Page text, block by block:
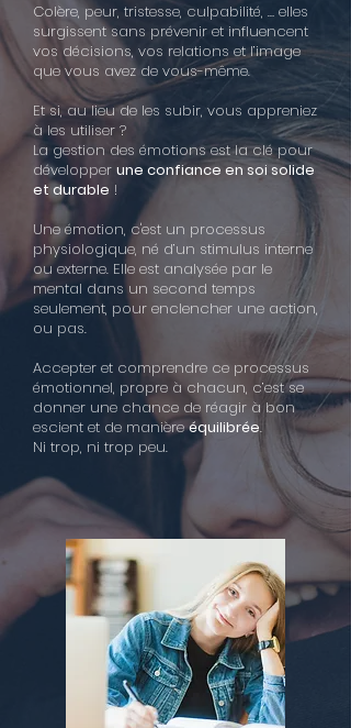
Colère, peur, tristesse, culpabilité, … elles
surgissent sans prévenir et influencent
vos décisions, vos relations et l’image
que vous avez de vous-même.
Et si, au lieu de les subir, vous appreniez
à les utiliser ?
La gestion des émotions est la clé pour
développer une confiance en soi solide
et durable !
Une émotion, c'est un processus
physiologique, né d’un stimulus interne
ou externe. Elle est analysée par le
mental dans un second temps
seulement, pour enclencher une action,
ou pas.
Accepter et comprendre ce processus
émotionnel, propre à chacun, c’est se
donner une chance de réagir à bon
escient et de manièreéquilibrée.
Ni trop, ni trop peu.